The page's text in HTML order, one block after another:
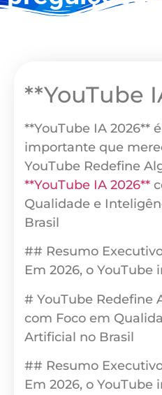
**YouTube
**YouTube IA 2026**
importante que
YouTube Redefine
**YouTube IA 2026**
Qualidade e
Brasil
## Resumo
Em 2026, o YouTube
# YouTube Redefine
com Foco em
Artificial no Brasil
## Resumo
Em 2026, o YouTube